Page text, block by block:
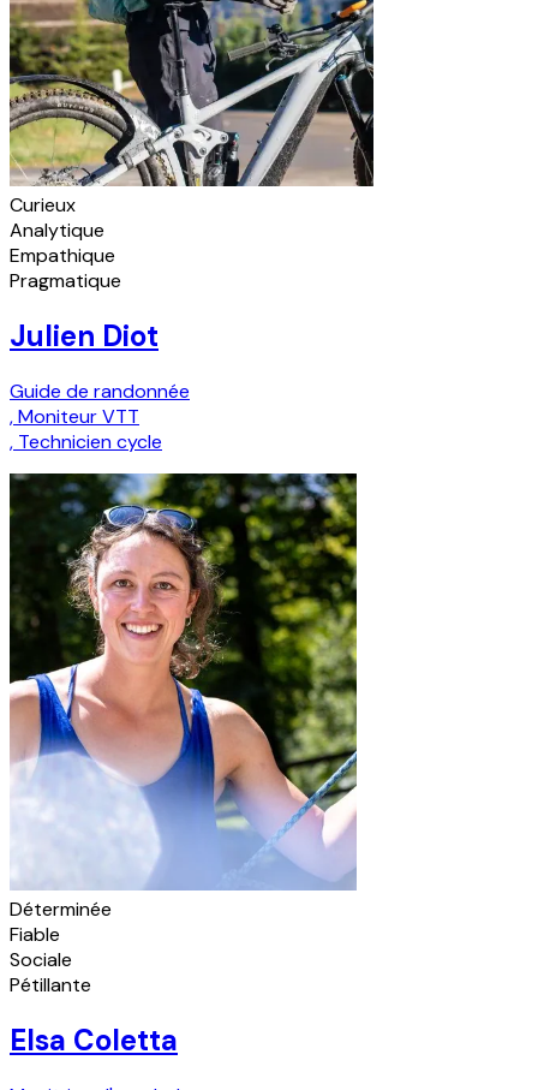
Curieux
Analytique
Empathique
Pragmatique
Julien Diot
Guide de randonnée
,Moniteur VTT
, Technicien cycle
Déterminée
Fiable
Sociale
Pétillante
Elsa Coletta